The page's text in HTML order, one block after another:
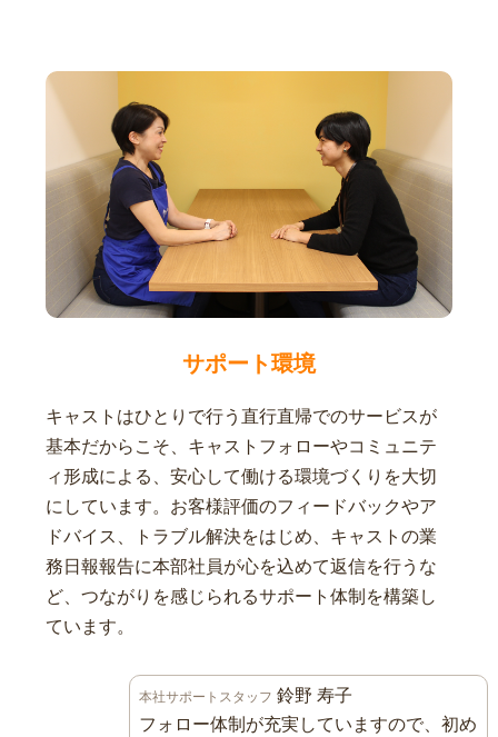
サポート環境
キャストはひとりで行う直行直帰でのサービスが
基本だからこそ、キャストフォローやコミュニテ
ィ形成による、安心して働ける環境づくりを大切
にしています。お客様評価のフィードバックやア
ドバイス、トラブル解決をはじめ、キャストの業
務日報報告に本部社員が心を込めて返信を行うな
ど、つながりを感じられるサポート体制を構築し
ています。
本社サポートスタッフ 鈴野 寿子
フォロー体制が充実していますので、初め